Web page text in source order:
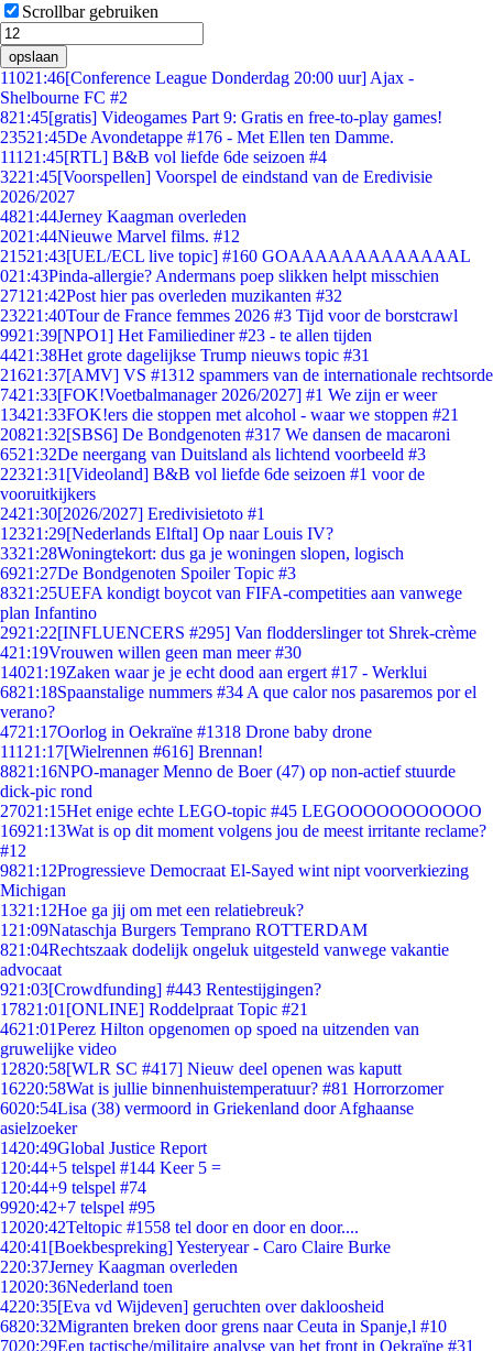
Scrollbar gebruiken
opslaan
11021:46[Conference League Donderdag 20:00 uur] Ajax -
Shelbourne FC #2
821:45[gratis] Videogames Part 9: Gratis en free-to-play games!
23521:45De Avondetappe #176 - Met Ellen ten Damme.
111 21:45[RTL] B&B vol liefde 6de seizoen #4
3221:45[Voorspellen] Voorspel de eindstand van de Eredivisie
2026/2027
4821:44Jerney Kaagman overleden
2021:44Nieuwe Marvel films. #12
21521:43[UEL/ECL live topic] #160 GOAAAAAAAAAAAAAL
021:43Pinda-allergie? Andermans poep slikken helpt misschien
271 21:42Post hier pas overleden muzikanten #32
23221:40Tour de France femmes 2026 #3 Tijd voor de borstcrawl
9921:39[NPO1] Het Familiediner #23 - te allen tijden
4421:38Het grote dagelijkse Trump nieuws topic #31
21621:37[AMV] VS #1312 spammers van de internationale rechtsorde
7421:33[FOK!Voetbalmanager 2026/2027] #1 We zijn er weer
13421:33FOK!ers die stoppen met alcohol - waar we stoppen #21
20821:32[SBS6] De Bondgenoten #317 We dansen de macaroni
6521:32De neergang van Duitsland als lichtend voorbeeld #3
22321:31 [Videoland] B&B vol liefde 6de seizoen #1 voor de
vooruitkijkers
2421:30[2026/2027] Eredivisietoto #1
12321:29[Nederlands Elftal] Op naar Louis IV?
3321:28Woningtekort: dus ga je woningen slopen, logisch
6921:27De Bondgenoten Spoiler Topic #3
8321:25UEFA kondigt boycot van FIFA-competities aan vanwege
plan Infantino
2921:22[INFLUENCERS #295] Van flodderslinger tot Shrek-crème
421:19Vrouwen willen geen man meer #30
14021:19Zaken waar je je echt dood aan ergert #17 - Werklui
6821:18Spaanstalige nummers #34 A que calor nos pasaremos por el
verano?
4721:17Oorlog in Oekraïne #1318 Drone baby drone
111 21:17[Wielrennen #616] Brennan!
8821:16NPO-manager Menno de Boer (47) op non-actief stuurde
dick-pic rond
27021:15Het enige echte LEGO-topic #45 LEGOOOOOOOOOOO
16921:13Wat is op dit moment volgens jou de meest irritante reclame?
#12
9821:12Progressieve Democraat El-Sayed wint nipt voorverkiezing
Michigan
1321:12Hoe ga jij om met een relatiebreuk?
1 21:09Nataschja Burgers Temprano ROTTERDAM
821:04Rechtszaak dodelijk ongeluk uitgesteld vanwege vakantie
advocaat
921:03[Crowdfunding] #443 Rentestijgingen?
17821:01 [ONLINE] Roddelpraat Topic #21
4621:01Perez Hilton opgenomen op spoed na uitzenden van
gruwelijke video
12820:58[WLR SC #417] Nieuw deel openen was kaputt
16220:58Wat is jullie binnenhuistemperatuur? #81 Horrorzomer
6020:54Lisa (38) vermoord in Griekenland door Afghaanse
asielzoeker
1420:49Global Justice Report
1 20:44+5 telspel #144 Keer 5 =
1 20:44+9 telspel #74
9920:42+7 telspel #95
12020:42Teltopic #1558 tel door en door en door....
420:41 [Boekbespreking] Yesteryear - Caro Claire Burke
220:37Jerney Kaagman overleden
12020:36Nederland toen
4220:35[Eva vd Wijdeven] geruchten over dakloosheid
6820:32Migranten breken door grens naar Ceuta in Spanje,l #10
7020:29Een tactische/militaire analyse van het front in Oekraïne #31